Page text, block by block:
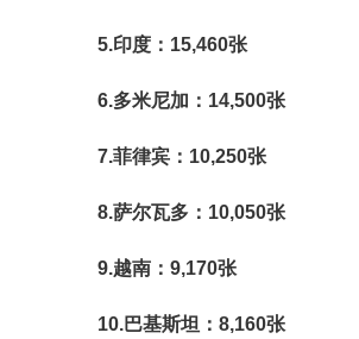
5.印度：15,460张
6.多米尼加：14,500张
7.菲律宾：10,250张
8.萨尔瓦多：10,050张
9.越南：9,170张
10.巴基斯坦：8,160张